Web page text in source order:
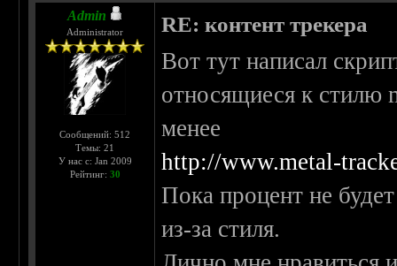
Admin
Administrator
Сообщений: 512
Темы: 21
У нас с: Jan 2009
Рейтинг: 30
RE: контент трекера
Вот тут написал
относящиеся к стилю
менее
http://www.metal-
Пока процент не
из-за стиля.